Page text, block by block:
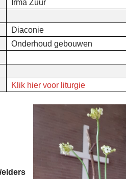
Irma Zuur
Diaconie
Onderhoud gebouwen
Klik hier voor liturgie